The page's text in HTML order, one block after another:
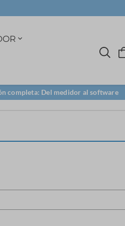
completa: Del medidor al software